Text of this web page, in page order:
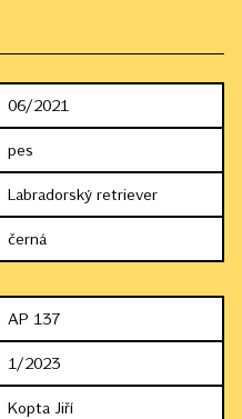
06/2021
pes
Labradorský retriever
černá
AP 137
1/2023
Kopta Jiří